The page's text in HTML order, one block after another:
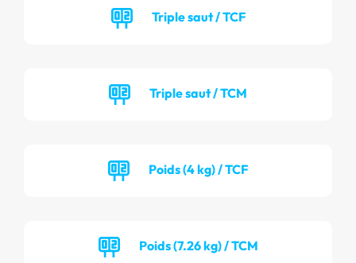
Triple saut / TCF
Triple saut / TCM
Poids (4 kg) / TCF
Poids (7.26 kg) / TCM